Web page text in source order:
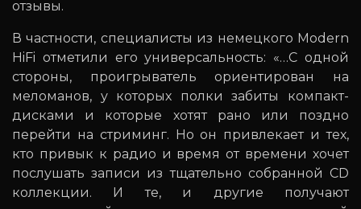
отзывы.
В частности, специалисты из немецкого Modern
HiFi отметили его универсальность: «…С одной
стороны, проигрыватель ориентирован на
меломанов, у которых полки забиты компакт-
дисками и которые хотят рано или поздно
перейти на стриминг. Но он привлекает и тех,
кто привык к радио и время от времени хочет
послушать записи из тщательно собранной CD
коллекции. И те, и другие получают